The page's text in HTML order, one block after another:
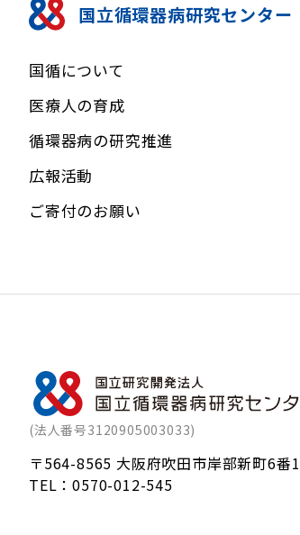
国立循環器病研究センター
国循について
医療人の育成
循環器病の研究推進
広報活動
ご寄付のお願い
(法人番号3120905003033)
〒564-8565 大阪府吹田市岸部新町6番
TEL：0570-012-545